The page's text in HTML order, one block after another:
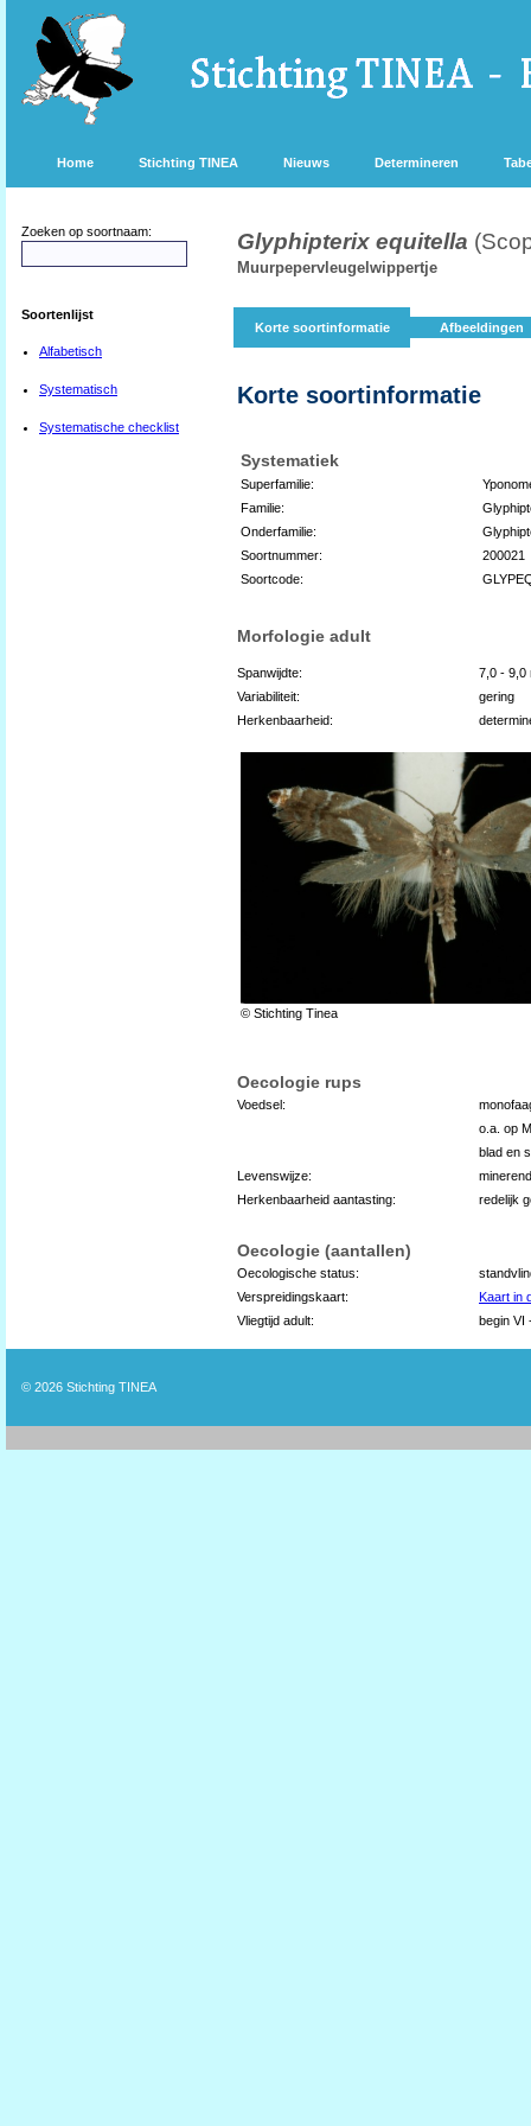
Home Stichting TINEA Nieuws Determineren
Zoeken op soortnaam:
Soortenlijst
Alfabetisch
Systematisch
Systematische checklist
Glyphipterix equitella
Muurpepervleugelwippertje
Korte soortinformatie Afbeeldingen
Korte soortinformatie
Systematiek
Superfamilie:
Familie:
Onderfamilie:
Soortnummer:
200021
Soortcode:
Morfologie adult
Spanwijdte:
7,0 - 9,0
Variabiliteit:
gering
Herkenbaarheid:
© Stichting Tinea
Oecologie rups
Voedsel:
o.a. op
blad en
Levenswijze:
minerend
Herkenbaarheid aantasting:
redelijk
Oecologie (aantallen)
Oecologische status:
Verspreidingskaart:
Kaart in
Vliegtijd adult:
begin VI
© 2026 Stichting TINEA